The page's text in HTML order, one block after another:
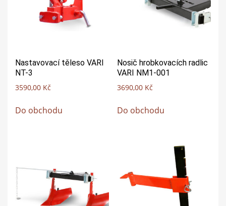
Nastavovací těleso VARI
NT-3
3590,00 Kč
Do obchodu
Nosič hrobkovacích radlic
VARI NM1-001
3690,00 Kč
Do obchodu